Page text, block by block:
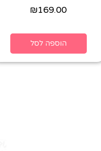
₪169.00
הוספה לסל